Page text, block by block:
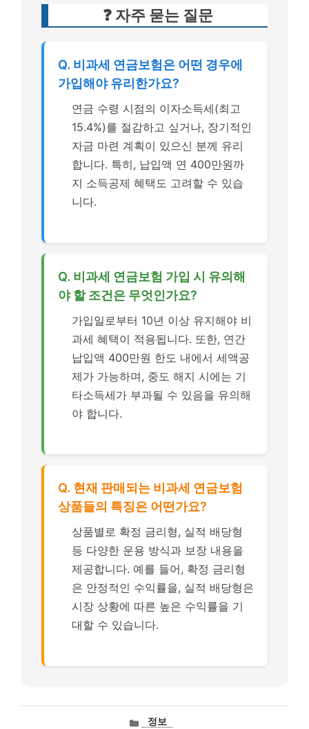
❓ 자주 묻는 질문
Q. 비과세 연금보험은 어떤 경우에
가입해야 유리한가요?
연금 수령 시점의 이자소득세(최고
15.4%)를 절감하고 싶거나, 장기적인
자금 마련 계획이 있으신 분께 유리
합니다. 특히, 납입액 연 400만원까
지 소득공제 혜택도 고려할 수 있습
니다.
Q. 비과세 연금보험 가입 시 유의해
야 할 조건은 무엇인가요?
가입일로부터 10년 이상 유지해야 비
과세 혜택이 적용됩니다. 또한, 연간
납입액 400만원 한도 내에서 세액공
제가 가능하며, 중도 해지 시에는 기
타소득세가 부과될 수 있음을 유의해
야 합니다.
Q. 현재 판매되는 비과세 연금보험
상품들의 특징은 어떤가요?
상품별로 확정 금리형, 실적 배당형
등 다양한 운용 방식과 보장 내용을
제공합니다. 예를 들어, 확정 금리형
은 안정적인 수익률을, 실적 배당형은
시장 상황에 따른 높은 수익률을 기
대할 수 있습니다.
카정보